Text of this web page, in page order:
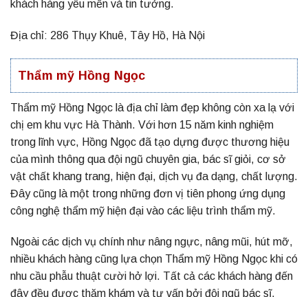
khách hàng yêu mến và tin tưởng.
Địa chỉ: 286 Thụy Khuê, Tây Hồ, Hà Nội
Thẩm mỹ Hồng Ngọc
Thẩm mỹ Hồng Ngọc là địa chỉ làm đẹp không còn xa lạ với
chị em khu vực Hà Thành. Với hơn 15 năm kinh nghiệm
trong lĩnh vực, Hồng Ngọc đã tạo dựng được thương hiệu
của mình thông qua đội ngũ chuyên gia, bác sĩ giỏi, cơ sở
vật chất khang trang, hiện đại, dịch vụ đa dạng, chất lượng.
Đây cũng là một trong những đơn vị tiên phong ứng dụng
công nghệ thẩm mỹ hiện đại vào các liệu trình thẩm mỹ.
Ngoài các dịch vụ chính như nâng ngực, nâng mũi, hút mỡ,
nhiều khách hàng cũng lựa chọn Thẩm mỹ Hồng Ngọc khi có
nhu cầu phẫu thuật cười hở lợi. Tất cả các khách hàng đến
đây đều được thăm khám và tư vấn bởi đội ngũ bác sĩ,